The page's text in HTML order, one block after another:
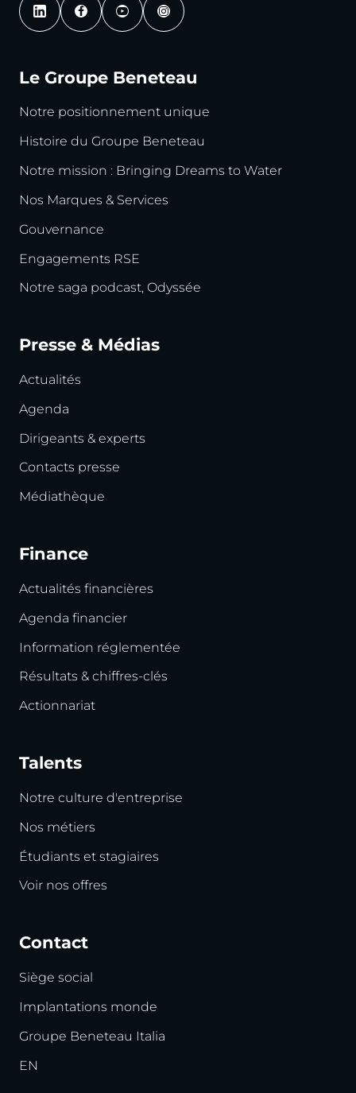
Le Groupe Beneteau
Notre positionnement unique
Histoire du Groupe Beneteau
Notre mission : Bringing Dreams to Water
Nos Marques & Services
Gouvernance
Engagements RSE
Notre saga podcast, Odyssée
Presse & Médias
Actualités
Agenda
Dirigeants & experts
Contacts presse
Médiathèque
Finance
Actualités financières
Agenda financier
Information réglementée
Résultats & chiffres-clés
Actionnariat
Talents
Notre culture d'entreprise
Nos métiers
Étudiants et stagiaires
Voir nos offres
Contact
Siège social
Implantations monde
Groupe Beneteau Italia
EN